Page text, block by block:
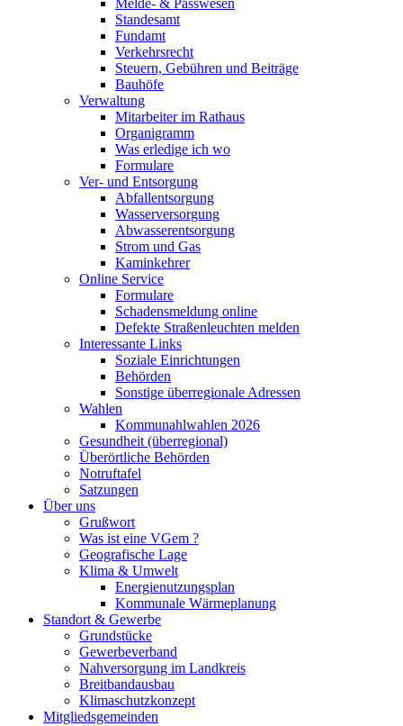
Melde- & Passwesen
Standesamt
Fundamt
Verkehrsrecht
Steuern, Gebühren und Beiträge
Bauhöfe
Verwaltung
Mitarbeiter im Rathaus
Organigramm
Was erledige ich wo
Formulare
Ver- und Entsorgung
Abfallentsorgung
Wasserversorgung
Abwasserentsorgung
Strom und Gas
Kaminkehrer
Online Service
Formulare
Schadensmeldung online
Defekte Straßenleuchten melden
Interessante Links
Soziale Einrichtungen
Behörden
Sonstige überregionale Adressen
Wahlen
Kommunahlwahlen 2026
Gesundheit (überregional)
Überörtliche Behörden
Notruftafel
Satzungen
Über uns
Grußwort
Was ist eine VGem ?
Geografische Lage
Klima & Umwelt
Energienutzungsplan
Kommunale Wärmeplanung
Standort & Gewerbe
Grundstücke
Gewerbeverband
Nahversorgung im Landkreis
Breitbandausbau
Klimaschutzkonzept
Mitgliedsgemeinden